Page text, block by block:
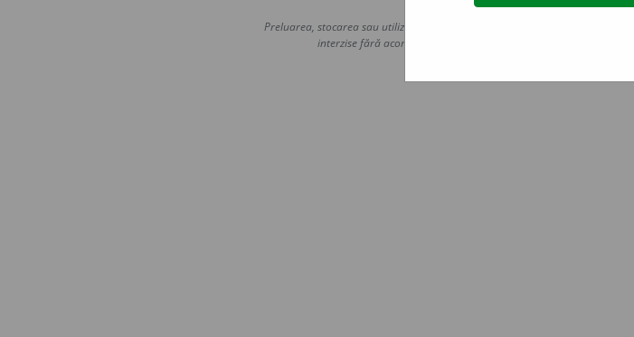
Copyright © 2004-2026
Preluarea, stocarea sau utilizarea datelor de pe acest site, inclusiv prin
interzise fără acordul nostru prealabil scris, cu excepția seturilor